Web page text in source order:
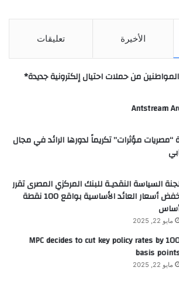
الأخيرة تعليقات
من حملات احتيال إلكترونية جديدة*
“مصريات مؤثرات” تكريماً لدورها الرائد في مجال
السياسة النقديـة للبنك المركزي المصرى تقرر
خفض أسعار العائد الأساسية بواقع 100 نقطة
مايو 22, 2025
MPC decides to cut key policy rates by
basis
مايو 22, 2025